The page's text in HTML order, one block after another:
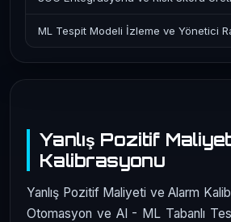
Yanlış Pozitif
Kalibrasyonu
Yanlış Pozitif Maliyeti ve Alarm
Otomasyon ve AI - ML Tabanlı
ML Tespit Modeli İzleme ve Yönetici